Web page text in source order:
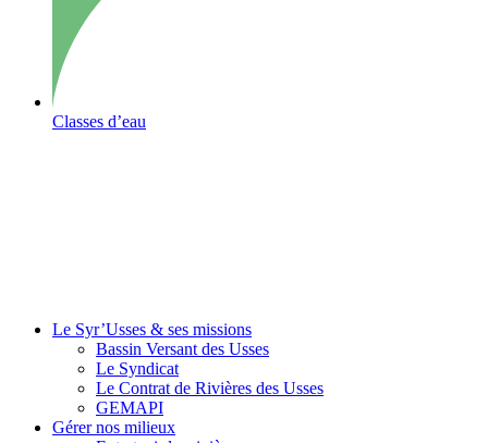
Classes d’eau
Le Syr’Usses & ses missions
Bassin Versant des Usses
Le Syndicat
Le Contrat de Rivières des Usses
GEMAPI
Gérernos milieux